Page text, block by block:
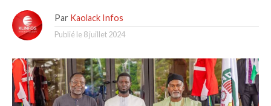
Par Kaolack Infos
Publié le 8 juillet 2024